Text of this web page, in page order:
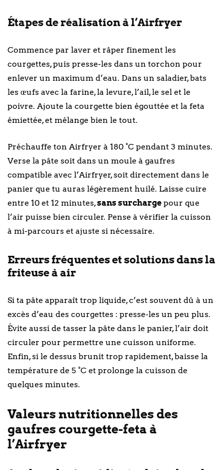
Étapes de réalisation à l’Airfryer
Commence par laver et râper finement les
courgettes, puis presse-les dans un torchon pour
enlever un maximum d’eau. Dans un saladier, bats
les œufs avec la farine, la levure, l’ail, le sel et le
poivre. Ajoute la courgette bien égouttée et la feta
émiettée, et mélange bien le tout.
Préchauffe ton Airfryer à 180 °C pendant 3 minutes.
Verse la pâte soit dans un moule à gaufres
compatible avec l’Airfryer, soit directement dans le
panier que tu auras légèrement huilé. Laisse cuire
entre 10 et 12 minutes,sans surcharge pour que
l’air puisse bien circuler. Pense à vérifier la cuisson
à mi-parcours et ajuste si nécessaire.
Erreurs fréquentes et solutions dans la
friteuse à air
Si ta pâte apparaît trop liquide, c’est souvent dû à un
excès d’eau des courgettes : presse-les un peu plus.
Évite aussi de tasser la pâte dans le panier, l’air doit
circuler pour permettre une cuisson uniforme.
Enfin, si le dessus brunit trop rapidement, baisse la
température de 5 °C et prolonge la cuisson de
quelques minutes.
Valeurs nutritionnelles des
gaufres courgette-feta à
l’Airfryer